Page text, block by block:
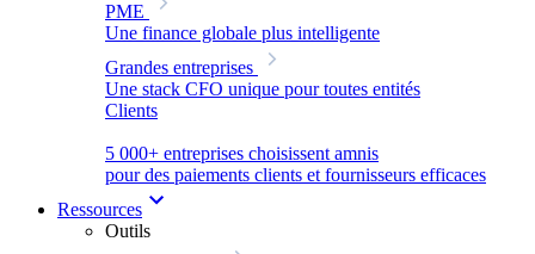
PME
Une finance globale plus intelligente
Grandes entreprises
Une stack CFO unique pour toutes entités
Clients
5 000+ entreprises choisissent amnis
pour des paiements clients et fournisseurs efficaces
Ressources
Outils